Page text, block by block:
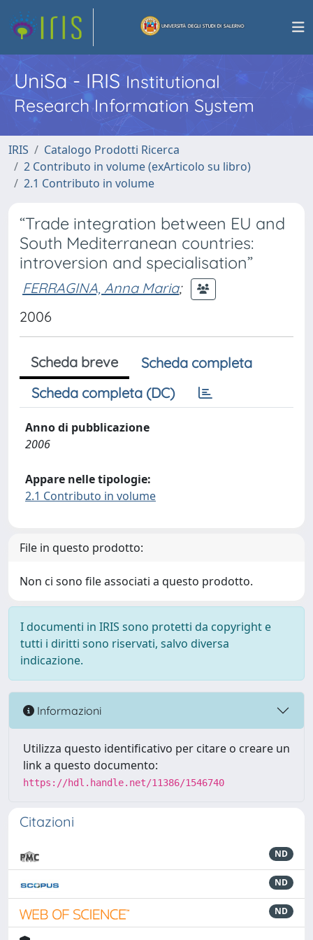
UniSa - IRISInstitutional
Research Information System
IRIS
Catalogo Prodotti Ricerca
2 Contributo in volume (exArticolo su libro)
2.1 Contributo in volume
“Trade integration between EU and
South Mediterranean countries:
introversion and specialisation”
FERRAGINA, Anna Maria;
2006
Scheda breve
Scheda completa
Scheda completa (DC)
Anno di pubblicazione
2006
Appare nelle tipologie:
2.1 Contributo in volume
File in questo prodotto:
Non ci sono file associati a questo prodotto.
I documenti in IRIS sono protetti da copyright e
tutti i diritti sono riservati, salvo diversa
indicazione.
Informazioni
Utilizza questo identificativo per citare o creare un
link a questo documento:
https://hdl.handle.net/11386/1546740
Citazioni
ND
ND
ND